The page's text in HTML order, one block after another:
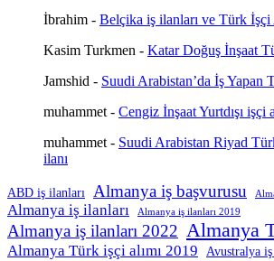
İbrahim - Belçika iş ilanları ve Türk
Kasim Turkmen - Katar Doğuş İnşaat
Jamshid - Suudi Arabistan’da İş Yapan
muhammet - Cengiz İnşaat Yurtdışı işçi
muhammet - Suudi Arabistan Riyad
ilanı
ABD iş ilanları Almanya iş başvurusu
Almanya iş ilanları Almanya iş ilanları 2019
Almanya iş ilanları 2022 Almanya
Almanya Türk işçi alımı 2019 Avustralya